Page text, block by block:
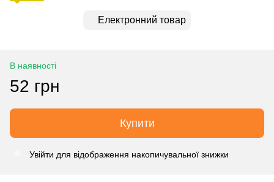
Електронний товар
В наявності
52 грн
Купити
Увійти для відображення накопичувальної знижки